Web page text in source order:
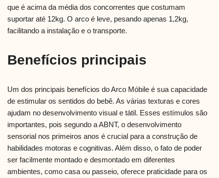
que é acima da média dos concorrentes que costumam
suportar até 12kg. O arco é leve, pesando apenas 1,2kg,
facilitando a instalação e o transporte.
Benefícios principais
Um dos principais benefícios do Arco Móbile é sua capacidade
de estimular os sentidos do bebê. As várias texturas e cores
ajudam no desenvolvimento visual e tátil. Esses estímulos são
importantes, pois segundo a ABNT, o desenvolvimento
sensorial nos primeiros anos é crucial para a construção de
habilidades motoras e cognitivas. Além disso, o fato de poder
ser facilmente montado e desmontado em diferentes
ambientes, como casa ou passeio, oferece praticidade para os